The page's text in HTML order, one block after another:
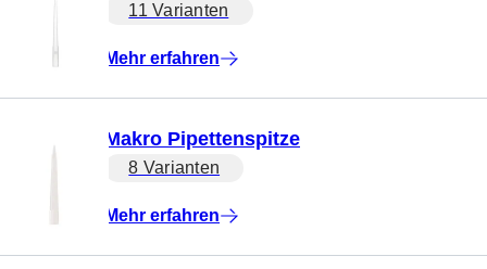
11 Varianten
Mehr erfahren
Makro Pipettenspitze
8 Varianten
Mehr erfahren